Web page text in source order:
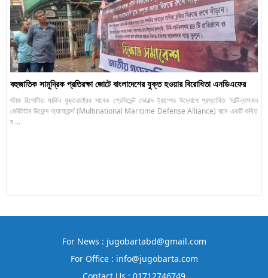
বহুজাতিক সামুদ্রিক প্রতিরক্ষা জোটে বাংলাদেশের যুক্ত হওয়ার বিরোধিতা এনডিএফের
স্টাফ রিপোর্টার: মার্কিন যুক্তরাষ্ট্রের সাবেক প্রেসিডেন্ট ডোনাল্ড ট্রাম্পের উদ্যোগে প্রস্তাবিত ‘মাল্টিন্যাশনাল
মেরিটাইম ডিফেন্স অ্যালায়েন্স’ (Multinational Maritime Defense Alliance) নামে একটি কথিত
ব ...
For News : jugobartabd@gmail.com
For Office : info@jugobarta.com
Contact Us : 01712746749